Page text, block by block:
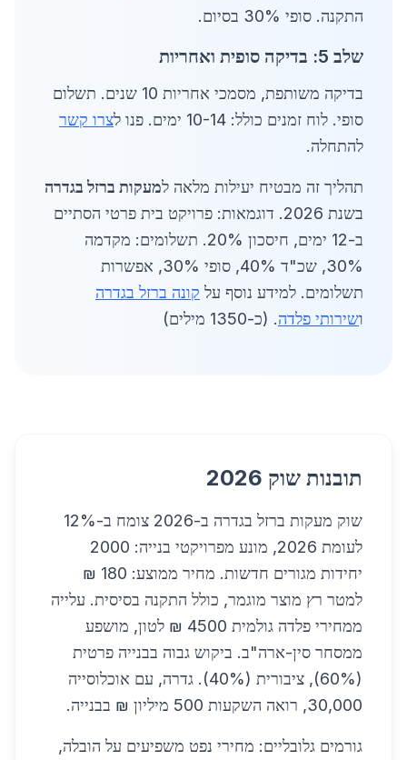
התקנה. סופי 30% בסיום.
שלב 5: בדיקה סופית ואחריות
בדיקה משותפת, מסמכי אחריות 10 שנים. תשלום
סופי. לוח זמנים כולל: 10-14 ימים. פנו ל
צרו קשר
להתחלה.
תהליך זה מבטיח יעילות מלאה למעקות ברזל בגדרה
בשנת 2026. דוגמאות: פרויקט בית פרטי הסתיים
ב-12 ימים, חיסכון 20%. תשלומים: מקדמה
30%, שכ"ד 40%, סופי 30%, אפשרות
תשלומים. למידע נוסף על קונה ברזל בגדרה
ושירותי פלדה. (כ-1350 מילים)
תובנות שוק 2026
שוק מעקות ברזל בגדרה ב-2026 צומח ב-12%
לעומת 2026, מונע מפרויקטי בנייה: 2000
יחידות מגורים חדשות. מחיר ממוצע: 180 ₪
למטר רץ מוצר מוגמר, כולל התקנה בסיסית. עלייה
ממחירי פלדה גולמית 4500 ₪ לטון, מושפע
ממסחר סין-ארה"ב. ביקוש גבוה בבנייה פרטית
(60%), ציבורית (40%). גדרה, עם אוכלוסייה
30,000, רואה השקעות 500 מיליון ₪ בבנייה.
גורמים גלובליים: מחירי נפט משפיעים על הובלה,